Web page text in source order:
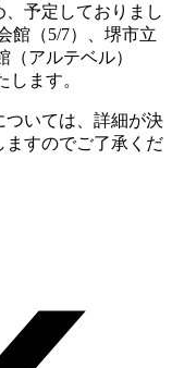
予定しておりまし
館（5/7）、堺市立
アルテベル）
します。
ついては、詳細が決
ますのでご了承くだ